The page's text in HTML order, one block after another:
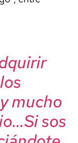
mucho
sos